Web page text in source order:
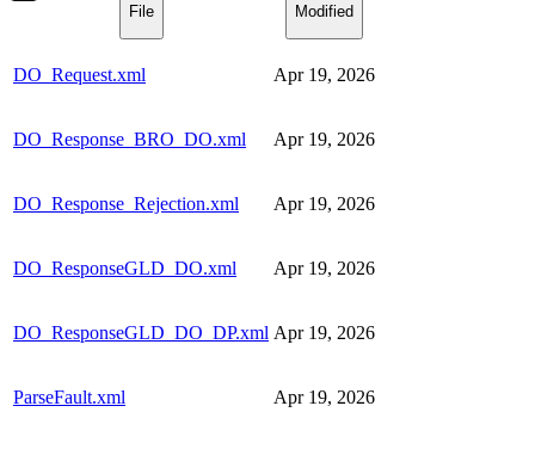
File Modified
DO_Request.xml Apr 19, 2026
DO_Response_BRO_DO.xml Apr 19, 2026
DO_Response_Rejection.xml Apr 19, 2026
DO_ResponseGLD_DO.xml Apr 19, 2026
DO_ResponseGLD_DO_DP.xml Apr 19, 2026
ParseFault.xml Apr 19, 2026